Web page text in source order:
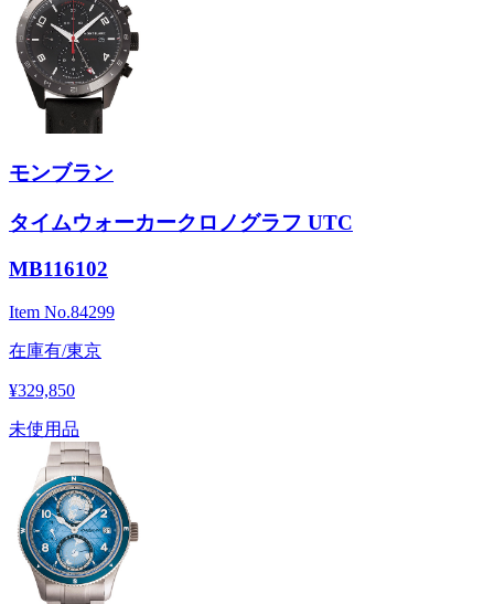
モンブラン
タイムウォーカークロノグラフ UTC
MB116102
Item No.84299
在庫有/東京
¥329,850
未使用品